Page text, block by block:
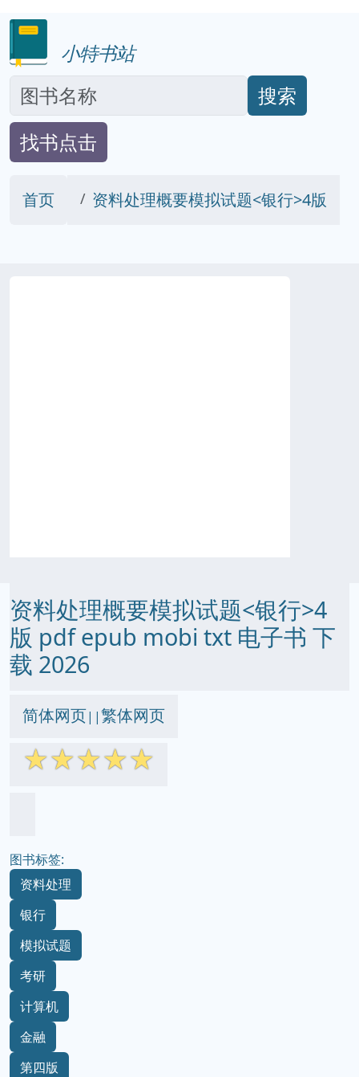
小特书站
搜索
找书点击
首页 资料处理概要模拟试题<银行>4版
资料处理概要模拟试题<银行>4
版 pdf epub mobi txt 电子书 下
载 2026
简体网页||繁体网页
☆☆☆☆☆
图书标签:
资料处理
银行
模拟试题
考研
计算机
金融
第四版